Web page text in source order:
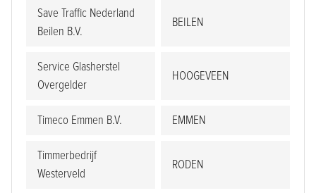
Save Traffic Nederland
Beilen B.V.
BEILEN
Service Glasherstel
Overgelder
HOOGEVEEN
Timeco Emmen B.V. EMMEN
Timmerbedrijf
Westerveld
RODEN